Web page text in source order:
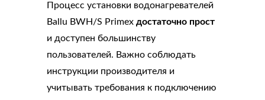
Процесс установки водонагревателей
Ballu BWH/S Primex достаточно прост
и доступен большинству
пользователей. Важно соблюдать
инструкции производителя и
учитывать требования к подключению